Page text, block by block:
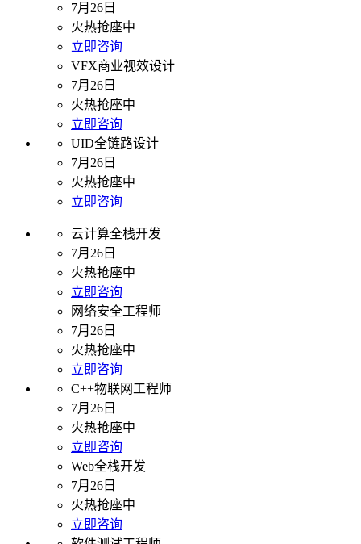
7月26日
火热抢座中
立即咨询
VFX商业视效设计
7月26日
火热抢座中
立即咨询
UID全链路设计
7月26日
火热抢座中
立即咨询
云计算全栈开发
7月26日
火热抢座中
立即咨询
网络安全工程师
7月26日
火热抢座中
立即咨询
C++物联网工程师
7月26日
火热抢座中
立即咨询
Web全栈开发
7月26日
火热抢座中
立即咨询